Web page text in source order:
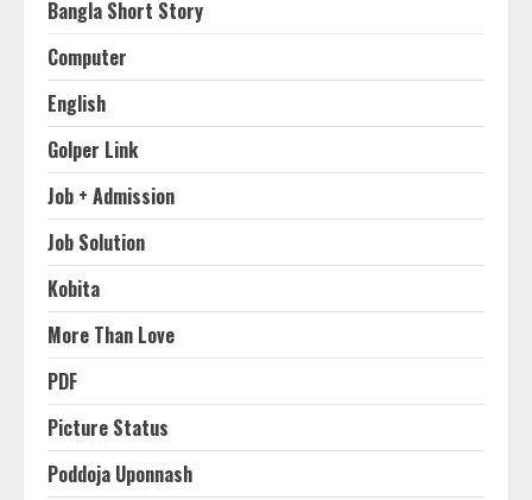
Bangla Short Story
Computer
English
Golper Link
Job + Admission
Job Solution
Kobita
More Than Love
PDF
Picture Status
Poddoja Uponnash